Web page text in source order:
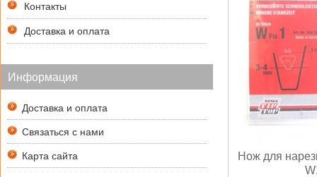
Контакты
Доставка и оплата
Информация
Доставка и оплата
Связаться с нами
Карта сайта
Нож для